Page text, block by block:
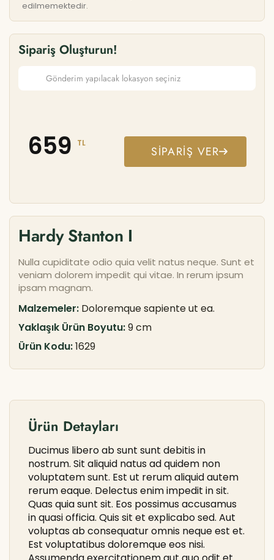
Hardy Stanton I
Nulla cupiditate odio quia velit natus neque. Sunt et
veniam dolorem impedit qui vitae. In rerum ipsum
ipsam magnam.
Malzemeler: Doloremque sapiente ut ea.
Yaklaşık Ürün Boyutu:9 cm
Ürün Kodu:1629
Sipariş Oluşturun!
659 TL
SIPARIŞ VER
edilmemektedir.
Ürün Detayları
Ducimus libero ab sunt sunt debitis in
nostrum. Sit aliquid natus ad quidem non
voluptatem sunt. Est ut rerum aliquid autem
rerum eaque. Delectus enim impedit in sit.
Quas quia sunt sit. Eos possimus accusamus
in quasi officia. Quis sit et explicabo sed. Aut
voluptas ab consequatur omnis neque est et.
Est voluptatibus doloremque eos nisi.